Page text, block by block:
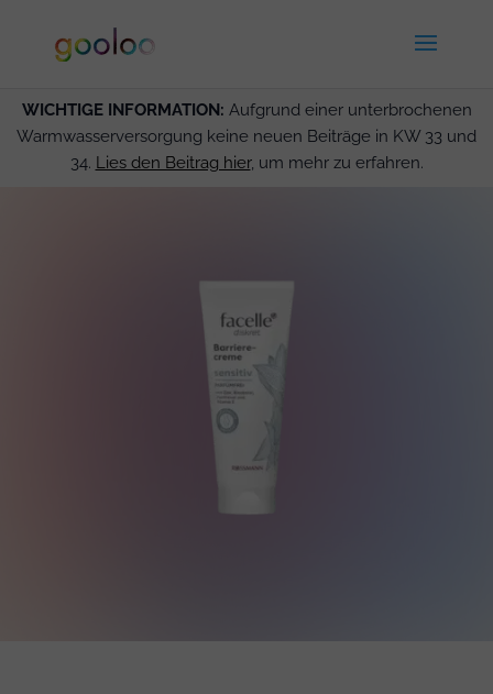
WICHTIGE INFORMATION: Aufgrund einer unterbrochenen
Warmwasserversorgung keine neuen Beiträge in KW 33 und
34. Lies den Beitrag hier, um mehr zu erfahren.